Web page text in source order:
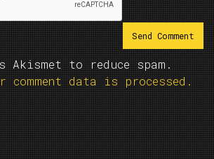
Akismet to reduce spam.
comment data is processed.